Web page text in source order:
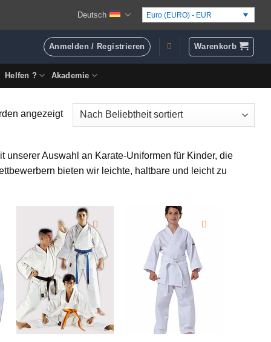
Deutsch Euro (EURO) - EUR
Anmelden / Registrieren Warenkorb
Helfen ? Akademie
angezeigtNach
Beliebtheit
Auswahl an Karate-Uniformen für Kinder, die
bieten wir leichte, haltbare und leicht zu